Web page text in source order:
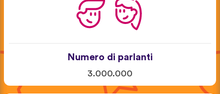
Numero di parlanti
3.000.000